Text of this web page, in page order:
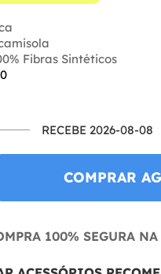
Fibras Sintéticos
RECEBE 2026-08-08
COMPRAR
100% SEGURA